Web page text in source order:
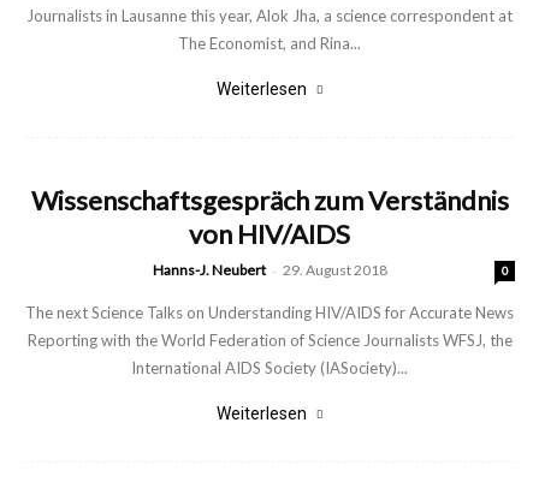
Journalists in Lausanne this year, Alok Jha, a science correspondent at
The Economist, and Rina...
Weiterlesen
Wissenschaftsgespräch zum Verständnis
von HIV/AIDS
Hanns-J. Neubert - 29. August 2018 0
The next Science Talks on Understanding HIV/AIDS for Accurate News
Reporting with the World Federation of Science Journalists WFSJ, the
International AIDS Society (IASociety)...
Weiterlesen